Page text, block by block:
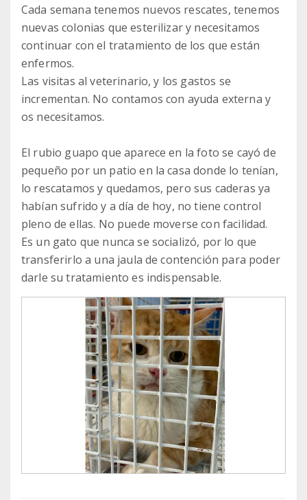
Cada semana tenemos nuevos rescates, tenemos
nuevas colonias que esterilizar y necesitamos
continuar con el tratamiento de los que están
enfermos.
Las visitas al veterinario, y los gastos se
incrementan. No contamos con ayuda externa y
os necesitamos.
El rubio guapo que aparece en la foto se cayó de
pequeño por un patio en la casa donde lo tenían,
lo rescatamos y quedamos, pero sus caderas ya
habían sufrido y a día de hoy, no tiene control
pleno de ellas. No puede moverse con facilidad.
Es un gato que nunca se socializó, por lo que
transferirlo a una jaula de contención para poder
darle su tratamiento es indispensable.